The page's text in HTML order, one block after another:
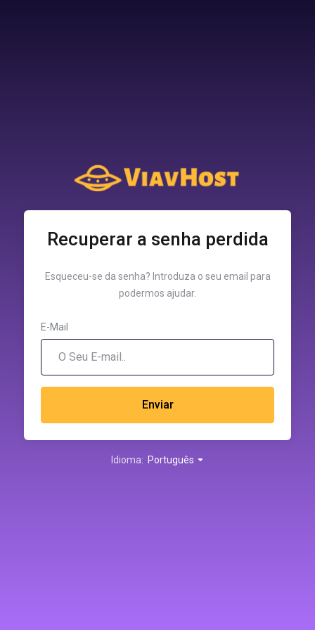
Recuperar a senha perdida
Esqueceu-se da senha? Introduza o seu email para
podermos ajudar.
E-Mail
Enviar
Idioma: Português